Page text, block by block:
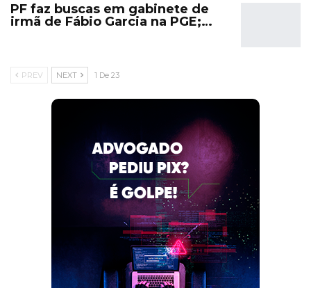
PF faz buscas em gabinete de
irmã de Fábio Garcia na PGE;…
PREV NEXT 1 De 23